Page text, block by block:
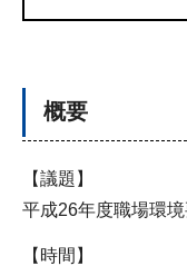
概要
【議題】
平成26年度職場環
【時間】